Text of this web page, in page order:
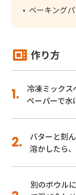
ベーキング
作り方
冷凍ミックス
ペーパーで水
バターと刻
溶かしたら
別のボウル